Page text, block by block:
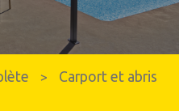
>
Carport et abris